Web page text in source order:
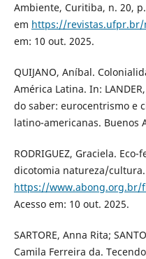
Ambiente, Curitiba, n. 20,
em https://revistas.ufpr.br/
em: 10 out. 2025.
QUIJANO, Aníbal.
América Latina. In:
do saber: eurocentrismo e
latino-americanas. Buenos
RODRIGUEZ, Graciela.
dicotomia natureza/
https://www.abong.org.br/
Acesso em: 10 out. 2025.
SARTORE, Anna Rita;
Camila Ferreira da.